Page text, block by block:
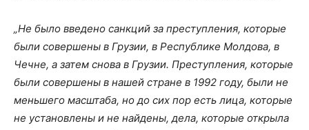
„Не было введено санкций за преступления, которые
были совершены в Грузии, в Республике Молдова, в
Чечне, а затем снова в Грузии. Преступления, которые
были совершены в нашей стране в 1992 году, были не
меньшего масштаба, но до сих пор есть лица, которые
не установлены и не найдены, дела, которые открыла